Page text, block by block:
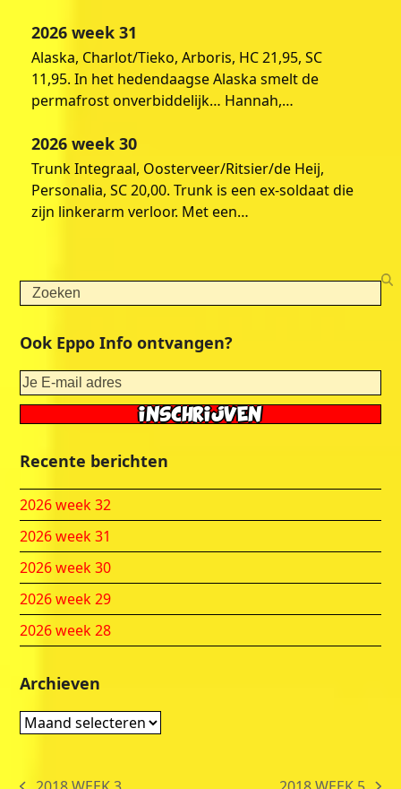
2026 week 31
Alaska, Charlot/Tieko, Arboris, HC 21,95, SC
11,95. In het hedendaagse Alaska smelt de
permafrost onverbiddelijk… Hannah,…
2026 week 30
Trunk Integraal, Oosterveer/Ritsier/de Heij,
Personalia, SC 20,00. Trunk is een ex-soldaat die
zijn linkerarm verloor. Met een…
Search
Ook Eppo Info ontvangen?
Recente berichten
2026 week 32
2026 week 31
2026 week 30
2026 week 29
2026 week 28
Archieven
Archieven